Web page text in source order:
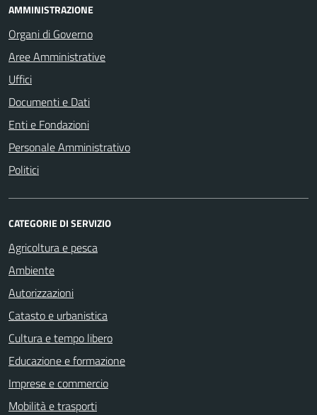
AMMINISTRAZIONE
Organi di Governo
Aree Amministrative
Uffici
Documenti e Dati
Enti e Fondazioni
Personale Amministrativo
Politici
CATEGORIE DI SERVIZIO
Agricoltura e pesca
Ambiente
Autorizzazioni
Catasto e urbanistica
Cultura e tempo libero
Educazione e formazione
Imprese e commercio
Mobilità e trasporti